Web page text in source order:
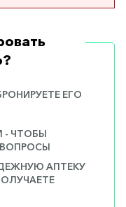
ЕГО
- ЧТОБЫ
АПТЕКУ